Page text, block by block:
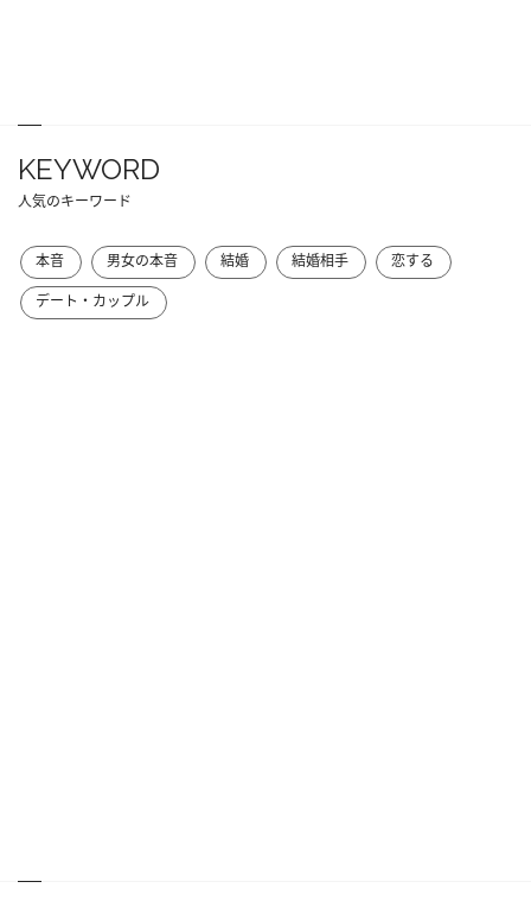
KEYWORD
人気のキーワード
本音 男女の本音 結婚 結婚相手
恋する
デート・カップル